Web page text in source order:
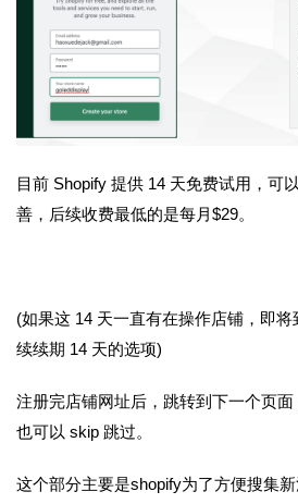
目前 Shopify 提供 14 天免费试用，可
善，后续收费最低的是每月$29。
(如果这 14 天一直有在操作店铺，即
续续期 14 天的选项)
注册完店铺网址后，跳转到下一个页面
也可以 skip 跳过。
这个部分主要是shopify为了方便搜集新